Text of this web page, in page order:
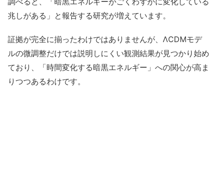
兆しがある」と報告する研究が増えています。
証拠が完全に揃ったわけではありませんが、ΛCDMモデ
ルの微調整だけでは説明しにくい観測結果が見つかり始め
ており、「時間変化する暗黒エネルギー」への関心が高ま
りつつあるわけです。